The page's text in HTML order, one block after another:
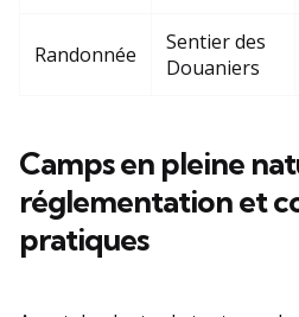
Randonnée
Sentier des
Douaniers
Camps en pleine
réglementation et
pratiques